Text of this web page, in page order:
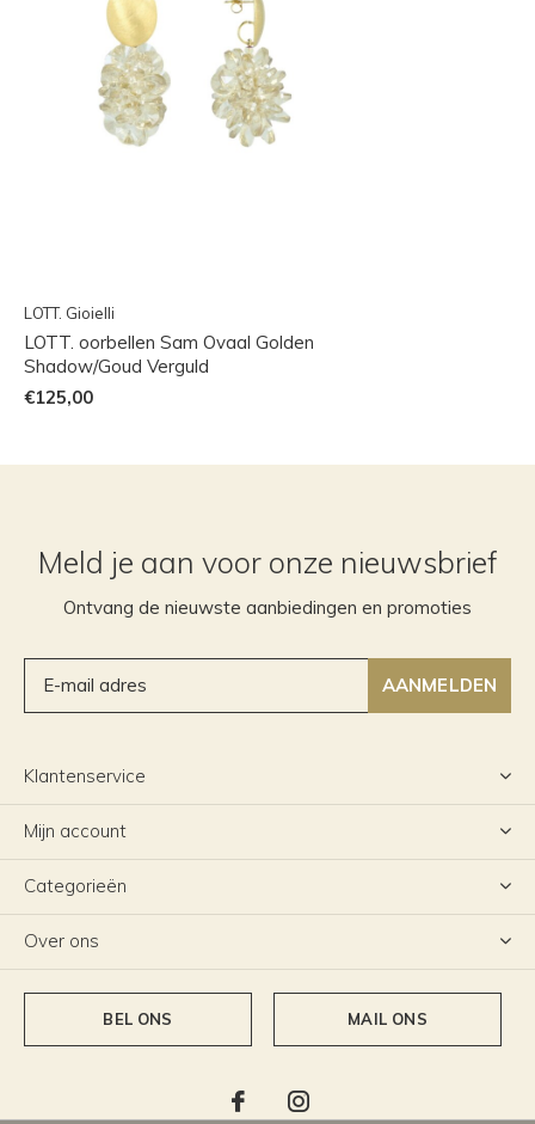
LOTT. Gioielli
LOTT. oorbellen Sam Ovaal Golden
Shadow/Goud Verguld
€125,00
Meld je aan voor onze nieuwsbrief
Ontvang de nieuwste aanbiedingen en promoties
AANMELDEN
Klantenservice
Mijn account
Categorieën
Over ons
BEL ONS MAIL ONS